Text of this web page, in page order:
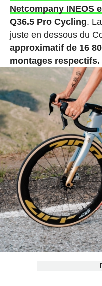
Netcompany INEOS
Q36.5 Pro Cycling.
juste en dessous du
approximatif de 16
montages respectifs.